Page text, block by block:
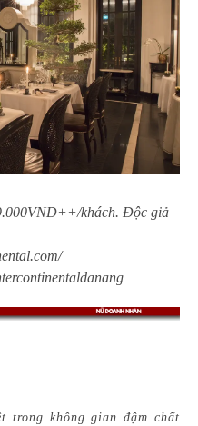
khách. Độc giả
trong không gian đậm chất